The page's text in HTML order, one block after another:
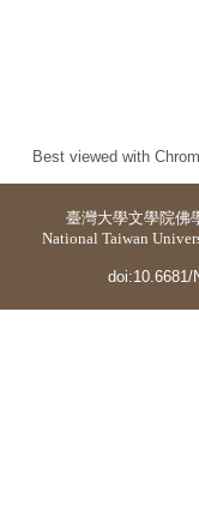
Best viewed with
臺灣大學文學院佛
National Taiwan
doi:10.6681/